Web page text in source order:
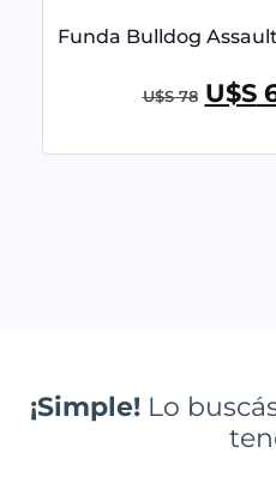
Funda Bulldog
U$S78 U$S
¡Simple!Lo